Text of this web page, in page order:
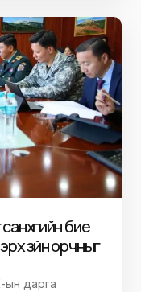
бие
зүйн орчныг
дарга